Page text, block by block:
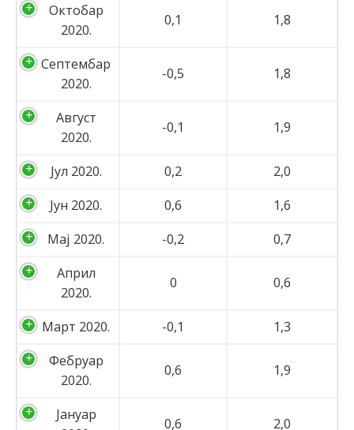
Октобар
2020.
0,1 1,8
Септембар
2020.
-0,5 1,8
Август
2020.
-0,1 1,9
Јул 2020. 0,2
2,0
Јун 2020.
0,6
1,6
Мај 2020.
-0,2
0,7
Април
2020.
0 0,6
Март 2020. -0,1
1,3
Фебруар
2020.
0,6 1,9
Јануар
0,6 2,0